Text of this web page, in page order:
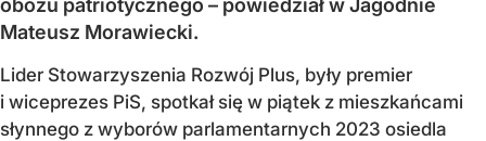
obozu patriotycznego – powiedział w Jagodnie
Mateusz Morawiecki.
Lider Stowarzyszenia Rozwój Plus, były premier
i wiceprezes PiS, spotkał się w piątek z mieszkańcami
słynnego z wyborów parlamentarnych 2023 osiedla